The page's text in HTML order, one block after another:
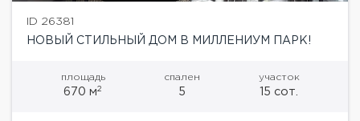
ID 26381
НОВЫЙ СТИЛЬНЫЙ ДОМ В МИЛЛЕНИУМ ПАРК!
площадь
670 м2
спален
5
участок
15 сот.